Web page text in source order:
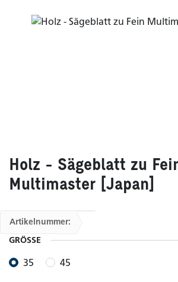
Holz - Sägeblatt zu
Multimaster [Japan]
Artikelnummer:
GRÖSSE
35 45